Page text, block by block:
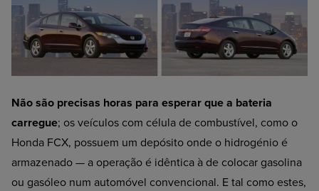
Não são precisas horas para esperar que a bateria
carregue; os veículos com célula de combustível, como o
Honda FCX, possuem um depósito onde o hidrogénio é
armazenado — a operação é idêntica à de colocar gasolina
ou gasóleo num automóvel convencional. E tal como estes,